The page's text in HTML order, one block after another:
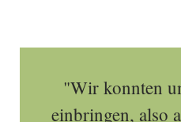
"Wir konnten
einbringen, also